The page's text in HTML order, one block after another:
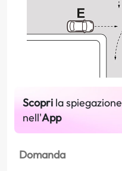
Scopri la spiegazione
nell'App
Domanda